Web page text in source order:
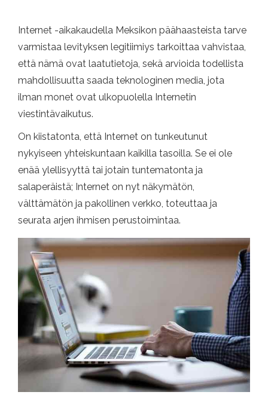
Internet -aikakaudella Meksikon päähaasteista tarve
varmistaa levityksen legitiimiys tarkoittaa vahvistaa,
että nämä ovat laatutietoja, sekä arvioida todellista
mahdollisuutta saada teknologinen media, jota
ilman monet ovat ulkopuolella Internetin
viestintävaikutus.
On kiistatonta, että Internet on tunkeutunut
nykyiseen yhteiskuntaan kaikilla tasoilla. Se ei ole
enää ylellisyyttä tai jotain tuntematonta ja
salaperäistä; Internet on nyt näkymätön,
välttämätön ja pakollinen verkko, toteuttaa ja
seurata arjen ihmisen perustoimintaa.